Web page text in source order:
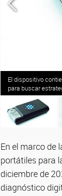
El dispositivo
para buscar
En el marco de
portátiles para
diciembre de
diagnóstico